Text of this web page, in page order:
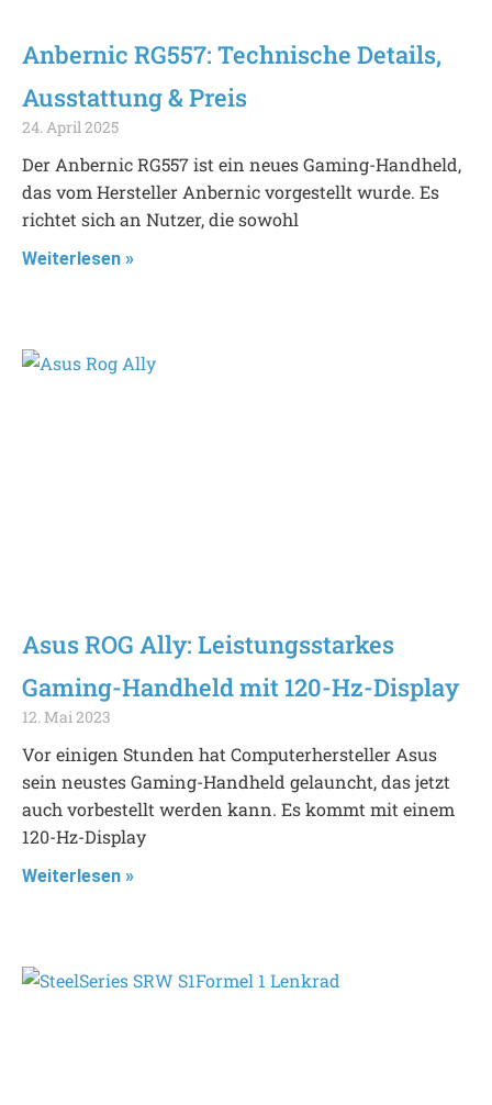
Anbernic RG557: Technische Details,
Ausstattung & Preis
24. April 2025
Der Anbernic RG557 ist ein neues Gaming-Handheld,
das vom Hersteller Anbernic vorgestellt wurde. Es
richtet sich an Nutzer, die sowohl
Weiterlesen »
Asus ROG Ally: Leistungsstarkes
Gaming-Handheld mit 120-Hz-Display
12. Mai 2023
Vor einigen Stunden hat Computerhersteller Asus
sein neustes Gaming-Handheld gelauncht, das jetzt
auch vorbestellt werden kann. Es kommt mit einem
120-Hz-Display
Weiterlesen »